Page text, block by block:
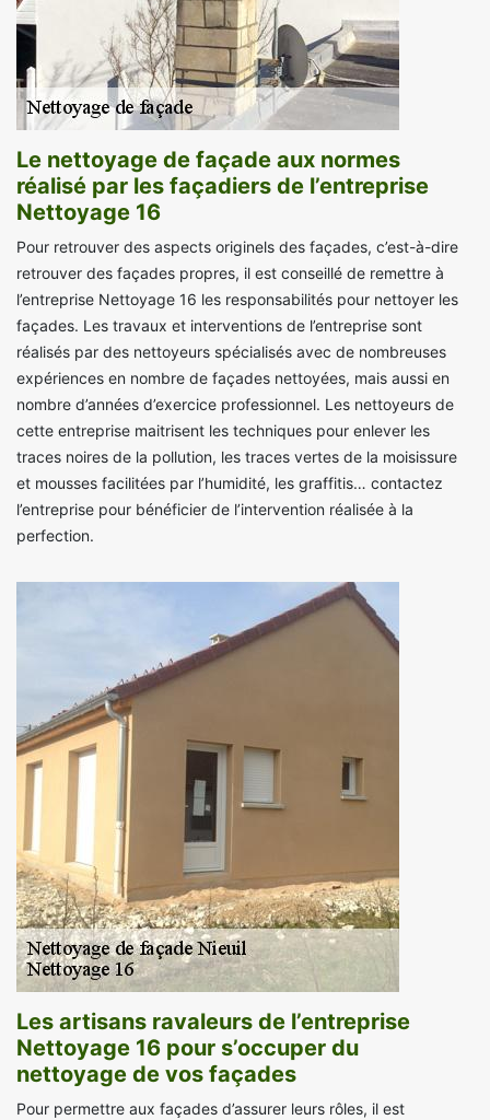
Le nettoyage de façade aux normes
réalisé par les façadiers de l’entreprise
Nettoyage 16
Pour retrouver des aspects originels des façades, c’est-à-dire
retrouver des façades propres, il est conseillé de remettre à
l’entreprise Nettoyage 16 les responsabilités pour nettoyer les
façades. Les travaux et interventions de l’entreprise sont
réalisés par des nettoyeurs spécialisés avec de nombreuses
expériences en nombre de façades nettoyées, mais aussi en
nombre d’années d’exercice professionnel. Les nettoyeurs de
cette entreprise maitrisent les techniques pour enlever les
traces noires de la pollution, les traces vertes de la moisissure
et mousses facilitées par l’humidité, les graffitis… contactez
l’entreprise pour bénéficier de l’intervention réalisée à la
perfection.
Les artisans ravaleurs de l’entreprise
Nettoyage 16 pour s’occuper du
nettoyage de vos façades
Pour permettre aux façades d’assurer leurs rôles, il est